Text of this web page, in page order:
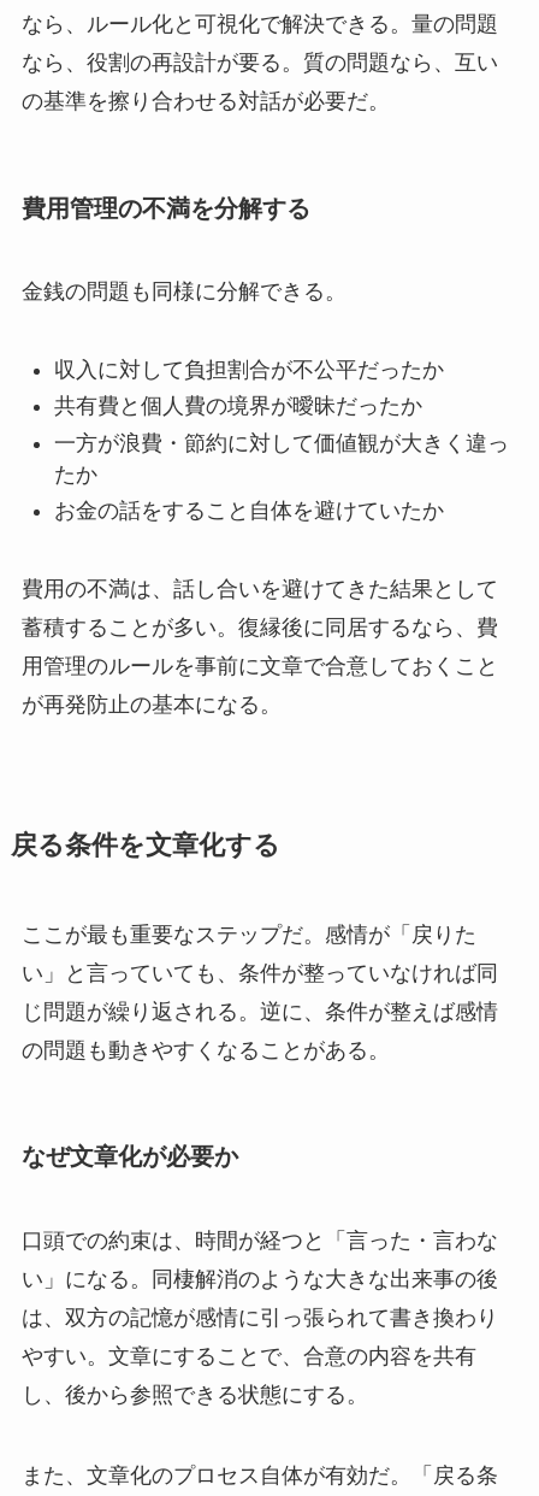
なら、ルール化と可視化で解決できる。量の問題
なら、役割の再設計が要る。質の問題なら、互い
の基準を擦り合わせる対話が必要だ。
費用管理の不満を分解する
金銭の問題も同様に分解できる。
収入に対して負担割合が不公平だったか
共有費と個人費の境界が曖昧だったか
一方が浪費・節約に対して価値観が大きく違っ
たか
お金の話をすること自体を避けていたか
費用の不満は、話し合いを避けてきた結果として
蓄積することが多い。復縁後に同居するなら、費
用管理のルールを事前に文章で合意しておくこと
が再発防止の基本になる。
戻る条件を文章化する
ここが最も重要なステップだ。感情が「戻りた
い」と言っていても、条件が整っていなければ同
じ問題が繰り返される。逆に、条件が整えば感情
の問題も動きやすくなることがある。
なぜ文章化が必要か
口頭での約束は、時間が経つと「言った・言わな
い」になる。同棲解消のような大きな出来事の後
は、双方の記憶が感情に引っ張られて書き換わり
やすい。文章にすることで、合意の内容を共有
し、後から参照できる状態にする。
また、文章化のプロセス自体が有効だ。「戻る条